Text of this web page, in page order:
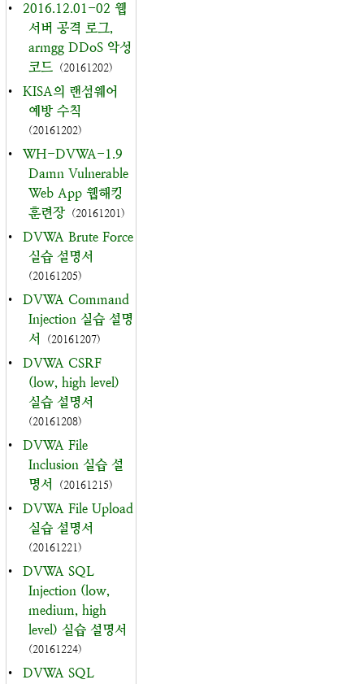
•
2016.12.01-02 웹
서버 공격 로그,
armgg DDoS 악성
코드 (20161202)
•
KISA의 랜섬웨어
예방 수칙
(20161202)
•
WH-DVWA-1.9
Damn Vulnerable
Web App 웹해킹
훈련장 (20161201)
•
DVWA Brute Force
실습 설명서
(20161205)
•
DVWA Command
Injection 실습 설명
서
(20161207)
•
DVWA CSRF
(low, high level)
실습 설명서
(20161208)
•
DVWA File
Inclusion 실습 설
명서
(20161215)
•
DVWA File Upload
실습 설명서
(20161221)
•
DVWA SQL
Injection (low,
medium, high
level) 실습 설명서
(20161224)
• DVWA SQL